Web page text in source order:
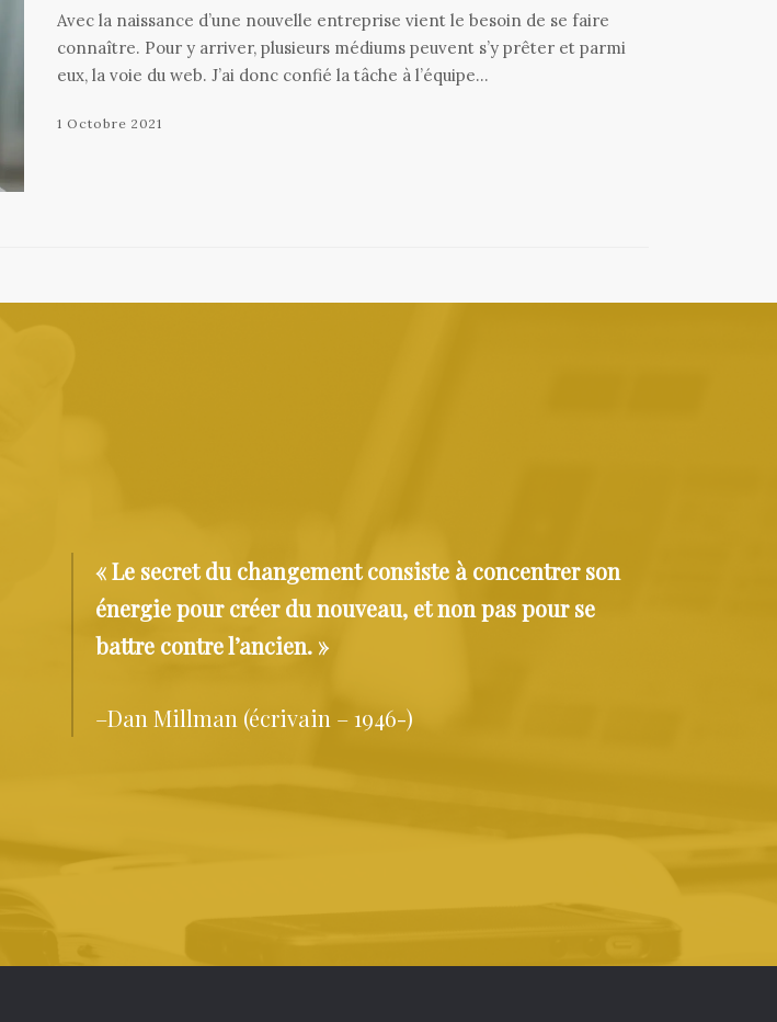
Avec la naissance d’une nouvelle entreprise vient le besoin de se faire
connaître. Pour y arriver, plusieurs médiums peuvent s’y prêter et parmi
eux, la voie du web. J’ai donc confié la tâche à l’équipe…
1 Octobre 2021
« Le secret du changement consiste à concentrer son
énergie pour créer du nouveau, et non pas pour se
battre contre l’ancien. »
–Dan Millman (écrivain – 1946-)